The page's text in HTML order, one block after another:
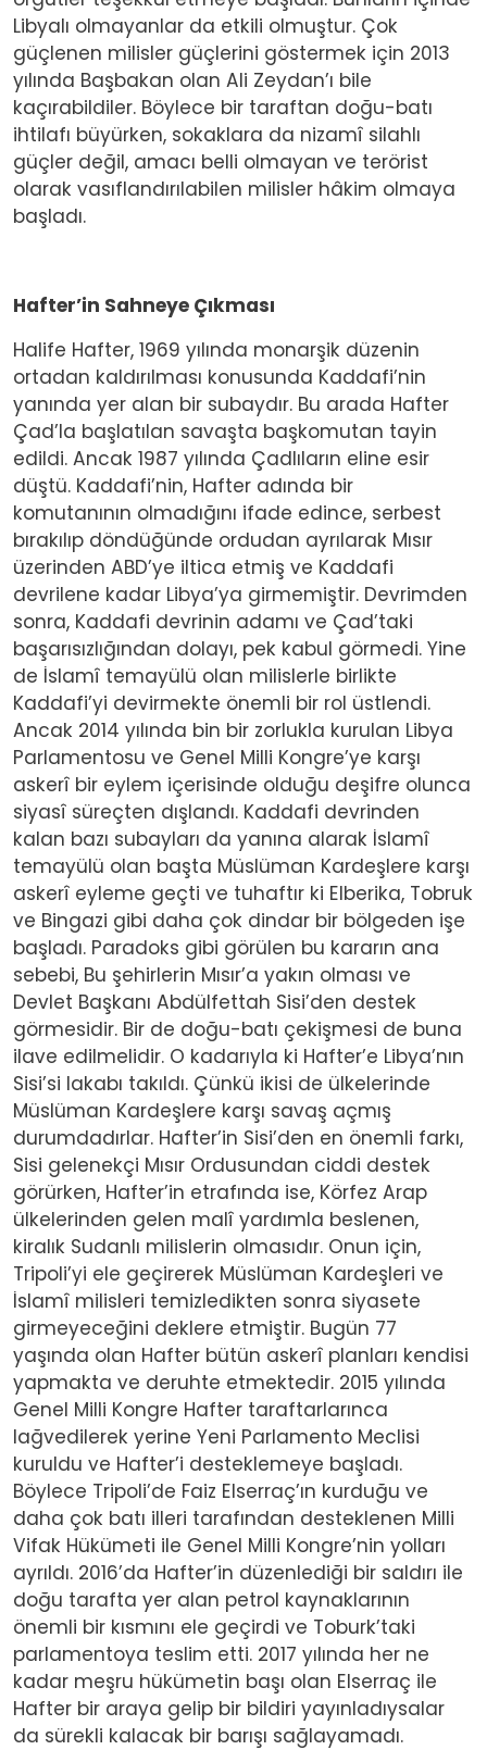
Libyalı olmayanlar da etkili olmuştur. Çok
güçlenen milisler güçlerini göstermek için 2013
yılında Başbakan olan Ali Zeydan’ı bile
kaçırabildiler. Böylece bir taraftan doğu-batı
ihtilafı büyürken, sokaklara da nizamî silahlı
güçler değil, amacı belli olmayan ve terörist
olarak vasıflandırılabilen milisler hâkim olmaya
başladı.
Hafter’in Sahneye Çıkması
Halife Hafter, 1969 yılında monarşik düzenin
ortadan kaldırılması konusunda Kaddafi’nin
yanında yer alan bir subaydır. Bu arada Hafter
Çad’la başlatılan savaşta başkomutan tayin
edildi. Ancak 1987 yılında Çadlıların eline esir
düştü. Kaddafi’nin, Hafter adında bir
komutanının olmadığını ifade edince, serbest
bırakılıp döndüğünde ordudan ayrılarak Mısır
üzerinden ABD’ye iltica etmiş ve Kaddafi
devrilene kadar Libya’ya girmemiştir. Devrimden
sonra, Kaddafi devrinin adamı ve Çad’taki
başarısızlığından dolayı, pek kabul görmedi. Yine
de İslamî temayülü olan milislerle birlikte
Kaddafi’yi devirmekte önemli bir rol üstlendi.
Ancak 2014 yılında bin bir zorlukla kurulan Libya
Parlamentosu ve Genel Milli Kongre’ye karşı
askerî bir eylem içerisinde olduğu deşifre olunca
siyasî süreçten dışlandı. Kaddafi devrinden
kalan bazı subayları da yanına alarak İslamî
temayülü olan başta Müslüman Kardeşlere karşı
askerî eyleme geçti ve tuhaftır ki Elberika, Tobruk
ve Bingazi gibi daha çok dindar bir bölgeden işe
başladı. Paradoks gibi görülen bu kararın ana
sebebi, Bu şehirlerin Mısır’a yakın olması ve
Devlet Başkanı Abdülfettah Sisi’den destek
görmesidir. Bir de doğu-batı çekişmesi de buna
ilave edilmelidir. O kadarıyla ki Hafter’e Libya’nın
Sisi’si lakabı takıldı. Çünkü ikisi de ülkelerinde
Müslüman Kardeşlere karşı savaş açmış
durumdadırlar. Hafter’in Sisi’den en önemli farkı,
Sisi gelenekçi Mısır Ordusundan ciddi destek
görürken, Hafter’in etrafında ise, Körfez Arap
ülkelerinden gelen malî yardımla beslenen,
kiralık Sudanlı milislerin olmasıdır. Onun için,
Tripoli’yi ele geçirerek Müslüman Kardeşleri ve
İslamî milisleri temizledikten sonra siyasete
girmeyeceğini deklere etmiştir. Bugün 77
yaşında olan Hafter bütün askerî planları kendisi
yapmakta ve deruhte etmektedir. 2015 yılında
Genel Milli Kongre Hafter taraftarlarınca
lağvedilerek yerine Yeni Parlamento Meclisi
kuruldu ve Hafter’i desteklemeye başladı.
Böylece Tripoli’de Faiz Elserraç’ın kurduğu ve
daha çok batı illeri tarafından desteklenen Milli
Vifak Hükümeti ile Genel Milli Kongre’nin yolları
ayrıldı. 2016’da Hafter’in düzenlediği bir saldırı ile
doğu tarafta yer alan petrol kaynaklarının
önemli bir kısmını ele geçirdi ve Toburk’taki
parlamentoya teslim etti. 2017 yılında her ne
kadar meşru hükümetin başı olan Elserraç ile
Hafter bir araya gelip bir bildiri yayınladıysalar
da sürekli kalacak bir barışı sağlayamadı.